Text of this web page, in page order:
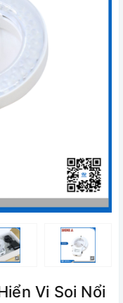
Vi Soi Nổi